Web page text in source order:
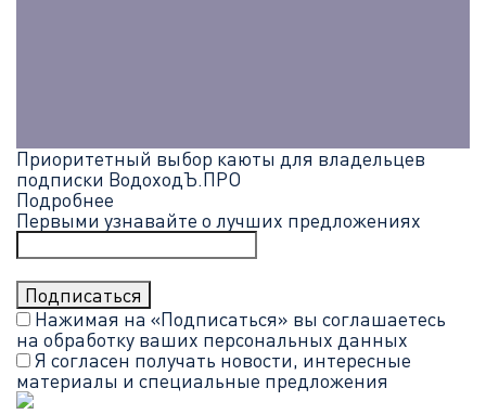
Приоритетный выбор каюты для владельцев
подписки ВодоходЪ.ПРО
Подробнее
Первыми узнавайте о лучших предложениях
Нажимая на «Подписаться» вы соглашаетесь
на обработку ваших персональных данных
Я согласен получать новости, интересные
материалы и специальные предложения